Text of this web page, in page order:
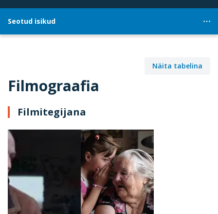
Seotud isikud
Filmograafia
Näita tabelina
Filmitegijana